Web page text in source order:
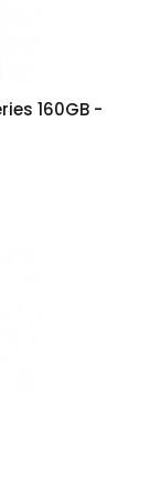
160GB -